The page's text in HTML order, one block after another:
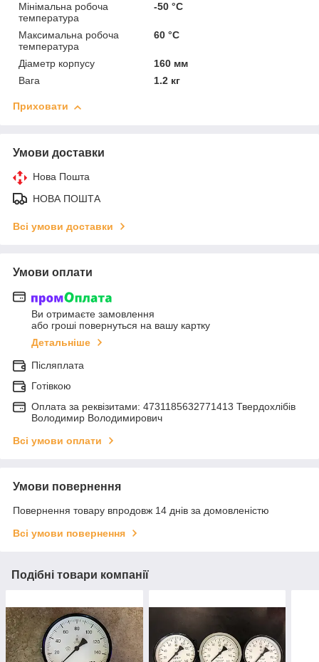
Мінімальна робоча
температура
-50 °С
Максимальна робоча
температура
60 °С
Діаметр корпусу
160 мм
Вага
1.2 кг
Приховати
Умови доставки
Нова Пошта
НОВА ПОШТА
Всі умови доставки
Умови оплати
Ви отримаєте замовлення
або гроші повернуться на вашу картку
Детальніше
Післяплата
Готівкою
Оплата за реквізитами: 4731185632771413 Твердохлібів
Володимир Володимирович
Всі умови оплати
Умови повернення
Повернення товару впродовж 14 днів за домовленістю
Всі умови повернення
Подібні товари компанії